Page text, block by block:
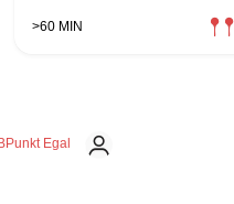
>60 MIN
Egal